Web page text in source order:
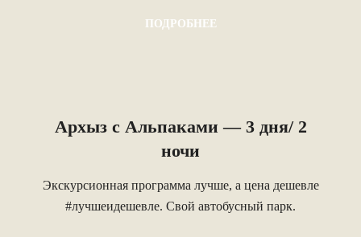
ПОДРОБНЕЕ
Архыз с Альпаками — 3 дня/ 2
ночи
Экскурсионная программа лучше, а цена дешевле
#лучшеидешевле. Свой автобусный парк.